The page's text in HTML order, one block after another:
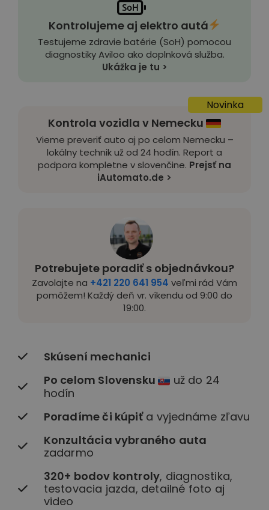
Potrebujete poradiť s objednávkou?
Zavolajte na +421 220 641 954 veľmi rád Vám
pomôžem! Každý deň vr. víkendu od 9:00 do
19:00.
Skúsení mechanici
Po celom Slovensku
už do 24
hodín
Poradíme či kúpiťa vyjednáme zľavu
Konzultácia vybraného auta
zadarmo
320+ bodov kontroly, diagnostika,
testovacia jazda, detailné foto aj
video
Kontrolujeme aj elektro autá
Testujeme zdravie batérie (SoH) pomocou
diagnostiky Aviloo ako doplnková služba.
Ukážka je tu >
Novinka
Kontrola vozidla v Nemecku
Vieme preveriť auto aj po celom Nemecku –
lokálny technik už od 24 hodín. Report a
podpora kompletne v slovenčine. Prejsť na
iAutomato.de >